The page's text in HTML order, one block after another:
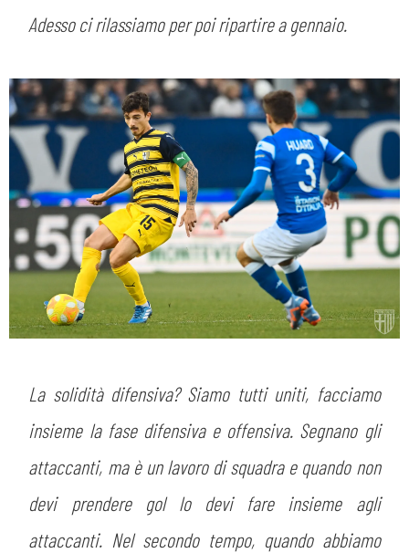
Adesso ci rilassiamo per poi ripartire a gennaio.
La solidità difensiva? Siamo tutti uniti, facciamo
insieme la fase difensiva e offensiva. Segnano gli
attaccanti, ma è un lavoro di squadra e quando non
devi prendere gol lo devi fare insieme agli
attaccanti. Nel secondo tempo, quando abbiamo